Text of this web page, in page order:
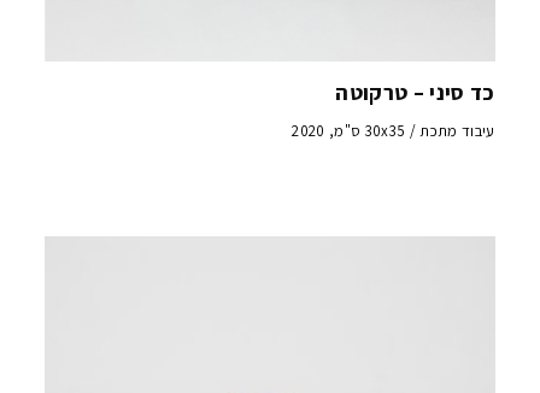
כד סיני – טרקוטה
עיבוד מתכת / 30x35 ס"מ, 2020